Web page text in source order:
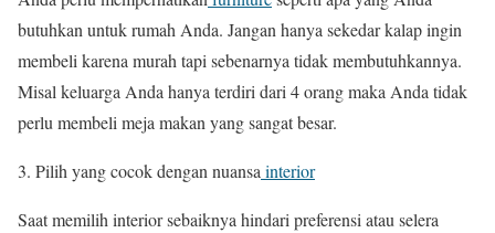
butuhkan untuk rumah Anda. Jangan hanya sekedar kalap ingin
membeli karena murah tapi sebenarnya tidak membutuhkannya.
Misal keluarga Anda hanya terdiri dari 4 orang maka Anda tidak
perlu membeli meja makan yang sangat besar.
Pilih yang cocok dengan nuansainterior
Saat memilih interior sebaiknya hindari preferensi atau selera